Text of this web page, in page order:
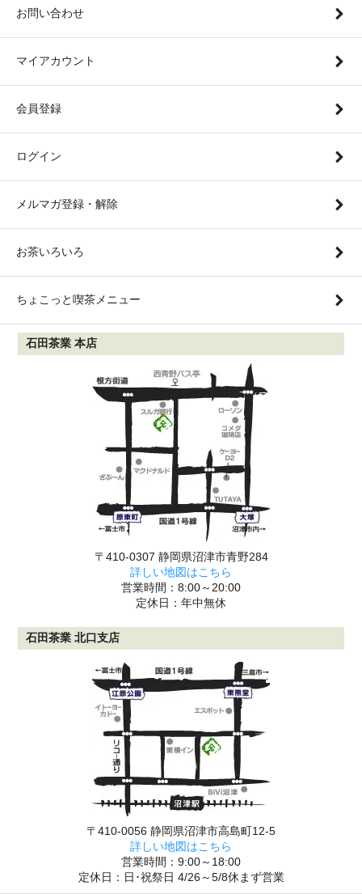
お問い合わせ
マイアカウント
会員登録
ログイン
メルマガ登録・解除
お茶いろいろ
ちょこっと喫茶メニュー
石田茶業 本店
〒410-0307 静岡県沼津市青野284
詳しい地図はこちら
営業時間：8:00～20:00
定休日：年中無休
石田茶業 北口支店
〒410-0056 静岡県沼津市高島町12-5
詳しい地図はこちら
営業時間：9:00～18:00
定休日：日･祝祭日 4/26～5/8休まず営業